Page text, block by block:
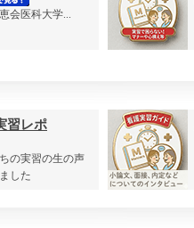
会医科大学...
習レポ
の実習の生の声
した